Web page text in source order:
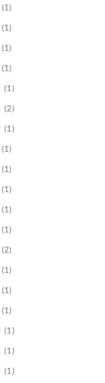
(1)
(1)
(1)
(1)
(1)
(2)
(1)
(1)
(1)
(1)
(1)
(1)
(2)
(1)
(1)
(1)
(1)
(1)
(1)